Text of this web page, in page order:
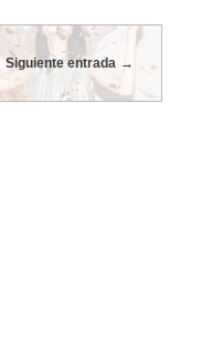
Siguiente entrada